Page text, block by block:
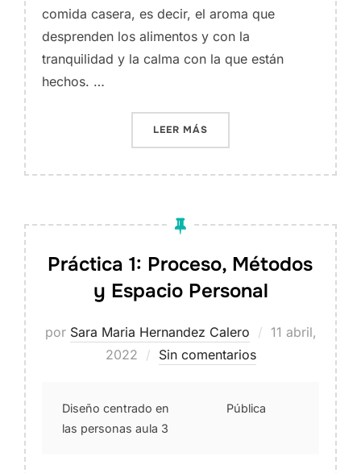
comida casera, es decir, el aroma que
desprenden los alimentos y con la
tranquilidad y la calma con la que están
hechos. …
LEER MÁS «TERRAZA DE ‘COMO EN
Práctica 1: Proceso, Métodos
y Espacio Personal
por Sara Maria Hernandez Calero
Publicado
11 abril,
2022
Sin comentarios
Diseño centrado en
las personas aula 3
Pública